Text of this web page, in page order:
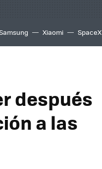
Xiaomi SpaceX
después
a las